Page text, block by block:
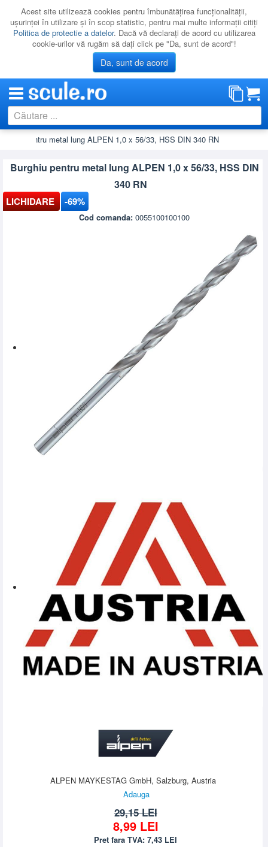
Acest site utilizează cookies pentru îmbunătăţirea funcţionalităţii,
uşurinţei în utilizare şi în scop statistic, pentru mai multe informaţii citiţi
Politica de protectie a datelor. Dacă vă declaraţi de acord cu utilizarea
cookie-urilor vă rugăm să daţi click pe "Da, sunt de acord"!
Da, sunt de acord
CATEGORII
RESIGILATE
pentru metal lung ALPEN 1,0 x 56/33, HSS DIN 340 RN
Burghiu pentru metal lung ALPEN 1,0 x 56/33, HSS DIN
340 RN
LICHIDARE -69%
Cod comanda: 0055100100100
ALPEN MAYKESTAG GmbH, Salzburg, Austria
Adauga
29,15 LEI
8,99 LEI
Pret fara TVA:7,43 LEI